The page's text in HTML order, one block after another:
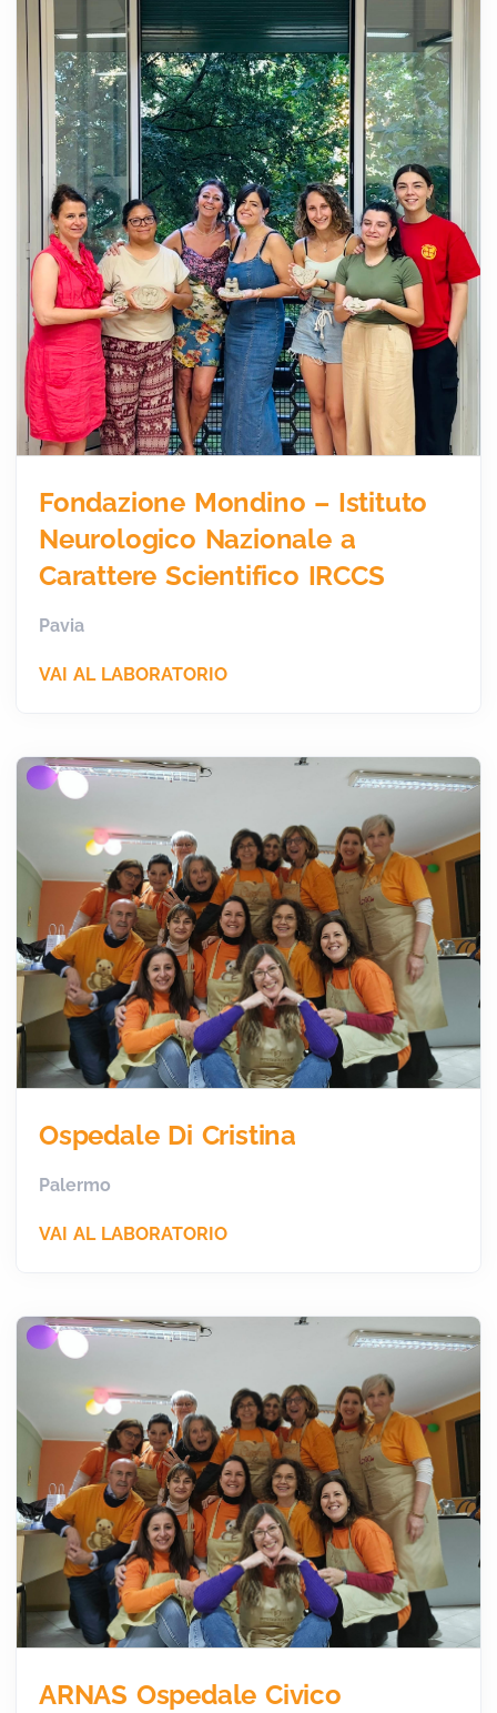
Fondazione Mondino – Istituto
Neurologico Nazionale a
Carattere Scientifico IRCCS
Pavia
VAI AL LABORATORIO
Ospedale Di Cristina
Palermo
VAI AL LABORATORIO
ARNAS Ospedale Civico